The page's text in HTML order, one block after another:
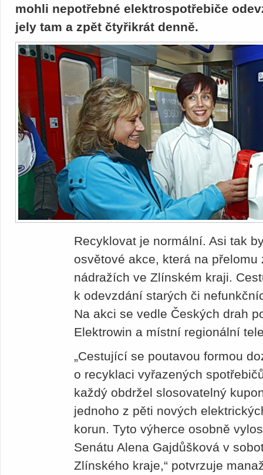
mohli nepotřebné elektrospotřebiče
jely tam a zpět čtyřikrát denně.
Recyklovat je normální. Asi tak
osvětové akce, která na
nádražích ve Zlínském kraji.
k odevzdání starých či
Na akci se vedle Českých drah
Elektrowin a místní regionální
„Cestující se poutavou formou
o recyklaci vyřazených
každý obdržel slosovatelný
jednoho z pěti nových
korun. Tyto výherce osobně
Senátu Alena Gajdůšková v
Zlínského kraje,“ potvrzuje